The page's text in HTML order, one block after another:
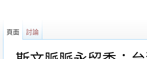
頁面 討論